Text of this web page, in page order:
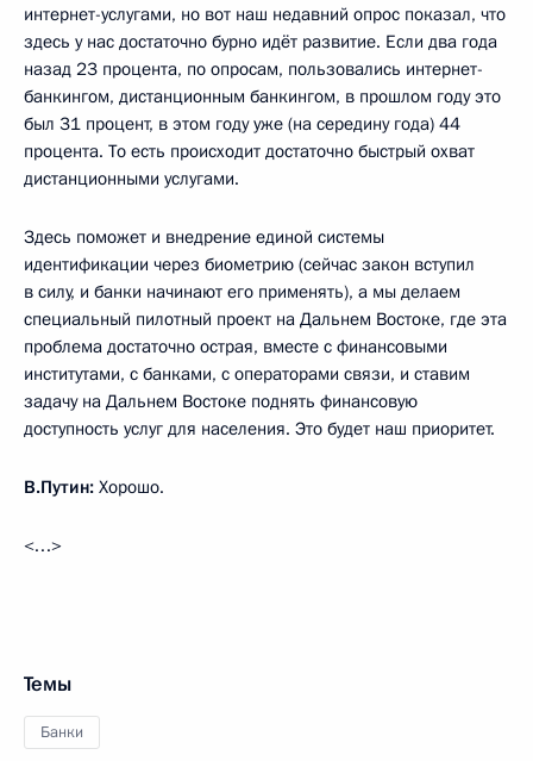
интернет-услугами, но вот наш недавний опрос показал, что
здесь у нас достаточно бурно идёт развитие. Если два года
назад 23 процента, по опросам, пользовались интернет-
банкингом, дистанционным банкингом, в прошлом году это
был 31 процент, в этом году уже (на середину года) 44
процента. То есть происходит достаточно быстрый охват
дистанционными услугами.
Здесь поможет и внедрение единой системы
идентификации через биометрию (сейчас закон вступил
в силу, и банки начинают его применять), а мы делаем
специальный пилотный проект на Дальнем Востоке, где эта
проблема достаточно острая, вместе с финансовыми
институтами, с банками, с операторами связи, и ставим
задачу на Дальнем Востоке поднять финансовую
доступность услуг для населения. Это будет наш приоритет.
В.Путин: Хорошо.
<…>
Темы
Банки